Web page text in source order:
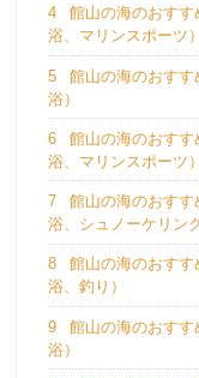
4
館山の海のおす
浴、マリンスポーツ）
5
館山の海のおすす
浴）
6
館山の海のおすす
浴、マリンスポーツ）
7
館山の海のおす
浴、シュノーケリング
8
館山の海のおす
浴、釣り）
9
館山の海のおすす
浴）